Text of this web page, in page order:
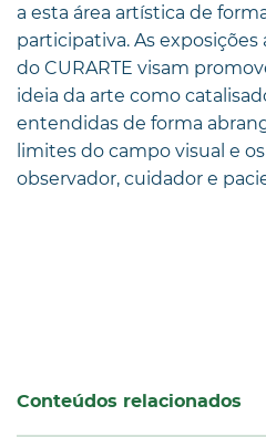
a esta área artística de
participativa. As
do CURARTE visam
ideia da arte como
entendidas de forma
limites do campo visual e
observador, cuidador e
Conteúdos relacionados